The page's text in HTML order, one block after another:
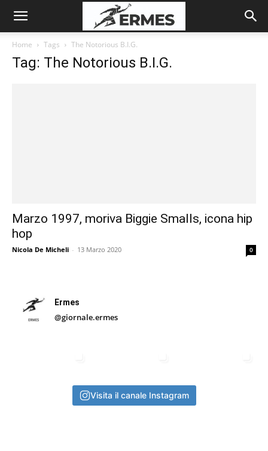
Home Tags The Notorious B.I.G.
Tag: The Notorious B.I.G.
Marzo 1997, moriva Biggie Smalls, icona hip
hop
Nicola De Micheli - 13 Marzo 2020 0
Ermes
@giornale.ermes
Visita il canale Instagram